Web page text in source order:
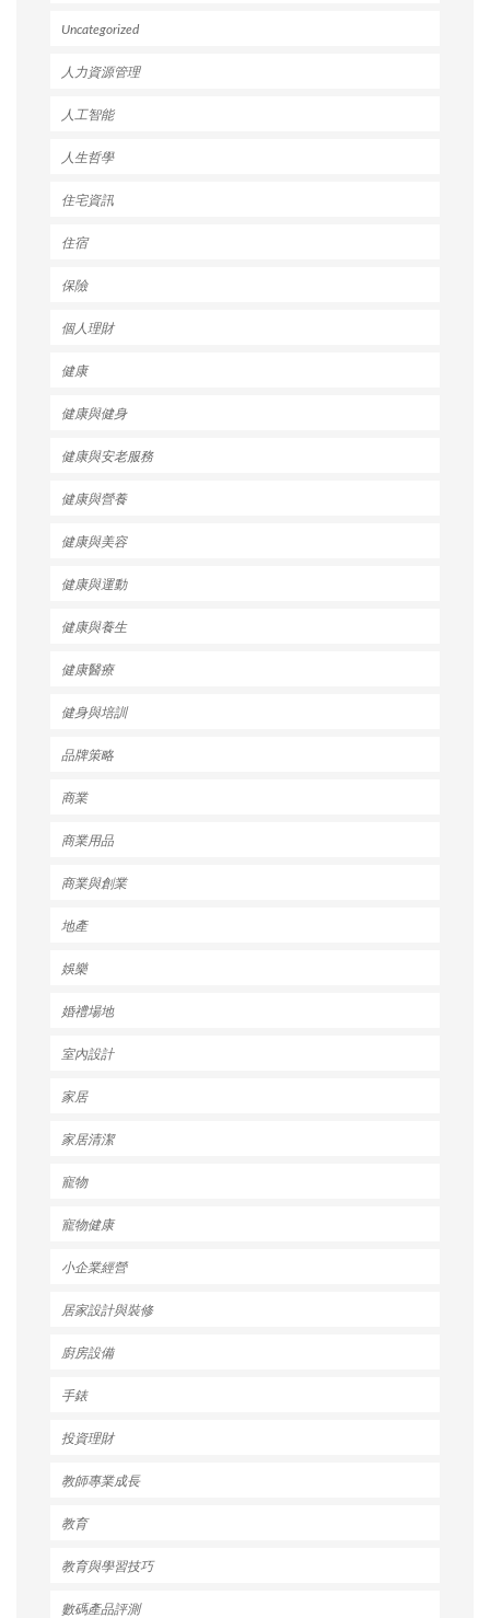
Uncategorized
人力資源管理
人工智能
人生哲學
住宅資訊
住宿
保險
個人理財
健康
健康與健身
健康與安老服務
健康與營養
健康與美容
健康與運動
健康與養生
健康醫療
健身與培訓
品牌策略
商業
商業用品
商業與創業
地產
娛樂
婚禮場地
室內設計
家居
家居清潔
寵物
寵物健康
小企業經營
居家設計與裝修
廚房設備
手錶
投資理財
教師專業成長
教育
教育與學習技巧
數碼產品評測